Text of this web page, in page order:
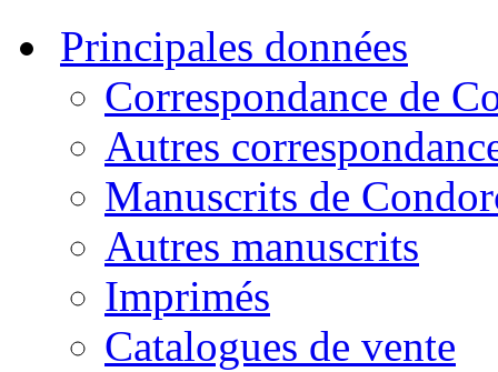
Principales données
Correspondance de
Autres
Manuscrits de
Autres manuscrits
Imprimés
Catalogues de vente